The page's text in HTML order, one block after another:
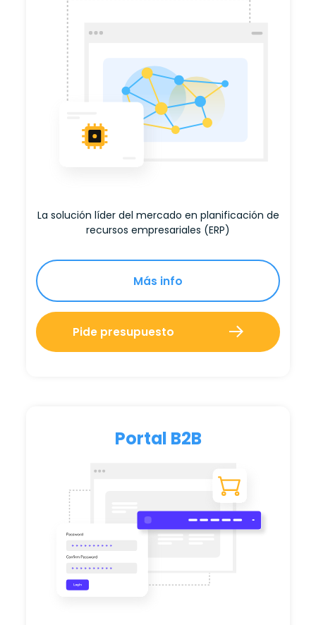
La solución líder del mercado en planificación de
recursos empresariales (ERP)
Más info
Pide presupuesto
Portal B2B